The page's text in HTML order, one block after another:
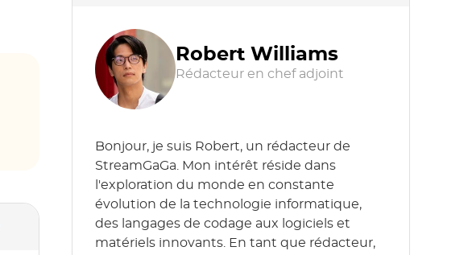
Robert Williams
Rédacteur en chef adjoint
Bonjour, je suis Robert, un rédacteur de
StreamGaGa. Mon intérêt réside dans
l'exploration du monde en constante
évolution de la technologie informatique,
des langages de codage aux logiciels et
matériels innovants. En tant que rédacteur,